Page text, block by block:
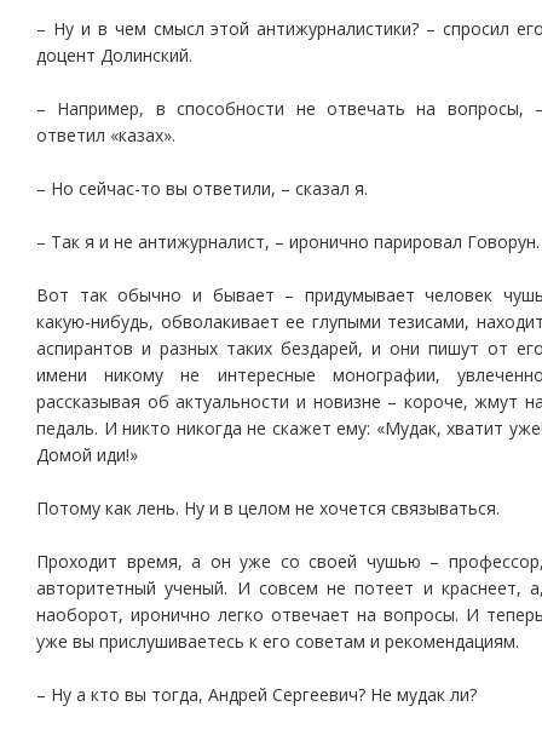
– Ну и в чем смысл этой антижурналистики? – спросил
доцент Долинский.
– Например, в способности не отвечать на вопросы,
ответил «казах».
– Но сейчас-то вы ответили, – сказал я.
– Так я и не антижурналист, – иронично парировал Говорун.
Вот так обычно и бывает – придумывает человек
какую-нибудь, обволакивает ее глупыми тезисами,
аспирантов и разных таких бездарей, и они пишут от
имени никому не интересные монографии,
рассказывая об актуальности и новизне – короче, жмут
педаль. И никто никогда не скажет ему: «Мудак, хватит
Домой иди!»
Потому как лень. Ну и в целом не хочется связываться.
Проходит время, а он уже со своей чушью –
авторитетный ученый. И совсем не потеет и краснеет,
наоборот, иронично легко отвечает на вопросы. И
уже вы прислушиваетесь к его советам и рекомендациям.
– Ну а кто вы тогда, Андрей Сергеевич? Не мудак ли?